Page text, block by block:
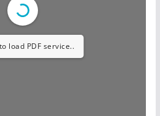
load PDF service..